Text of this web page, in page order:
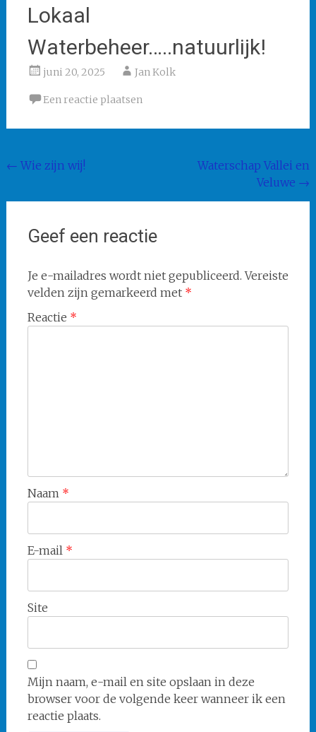
Lokaal
Waterbeheer…..natuurlijk!
juni 20, 2025 Jan Kolk
Een reactie plaatsen
Bericht
← Wie zijn wij!
Waterschap Vallei en
Veluwe →
Geef een reactie
Je e-mailadres wordt niet gepubliceerd. Vereiste
velden zijn gemarkeerd met *
Reactie *
Naam *
E-mail *
Site
Mijn naam, e-mail en site opslaan in deze
browser voor de volgende keer wanneer ik een
reactie plaats.